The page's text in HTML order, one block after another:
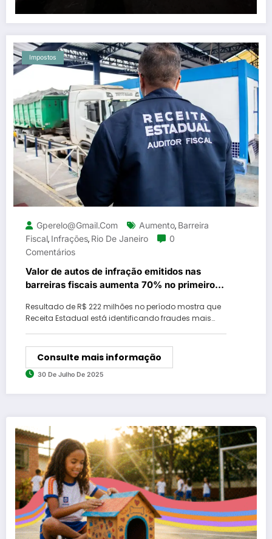
Impostos
Gperelo@gmail.com Aumento, Barreira
Fiscal, Infrações, Rio De Janeiro
0
Comentários
Valor de autos de infração emitidos nas
barreiras fiscais aumenta 70% no primeiro
Resultado de R$ 222 milhões no período mostra que
Receita Estadual está identificando fraudes mais…
Consulte mais informação
30 De Julho De 2025